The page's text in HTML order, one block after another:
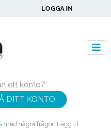
LOGGA IN
ett konto?
DITT KONTO
med några frågor. Lägg til